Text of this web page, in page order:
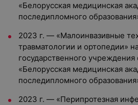
«Белорусская медицинская
последипломного
2023 г. — «Малоинвазивные
травматологии и ортопедии»
государственного учреждения
«Белорусская медицинская
последипломного
2023 г. — «Перипротезная